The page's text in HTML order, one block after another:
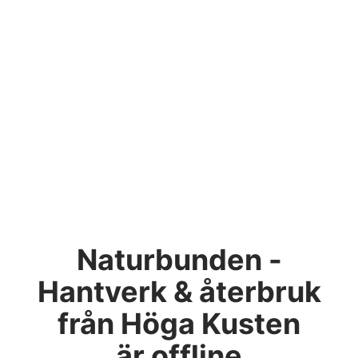
Naturbunden -
Hantverk & återbruk
från Höga Kusten